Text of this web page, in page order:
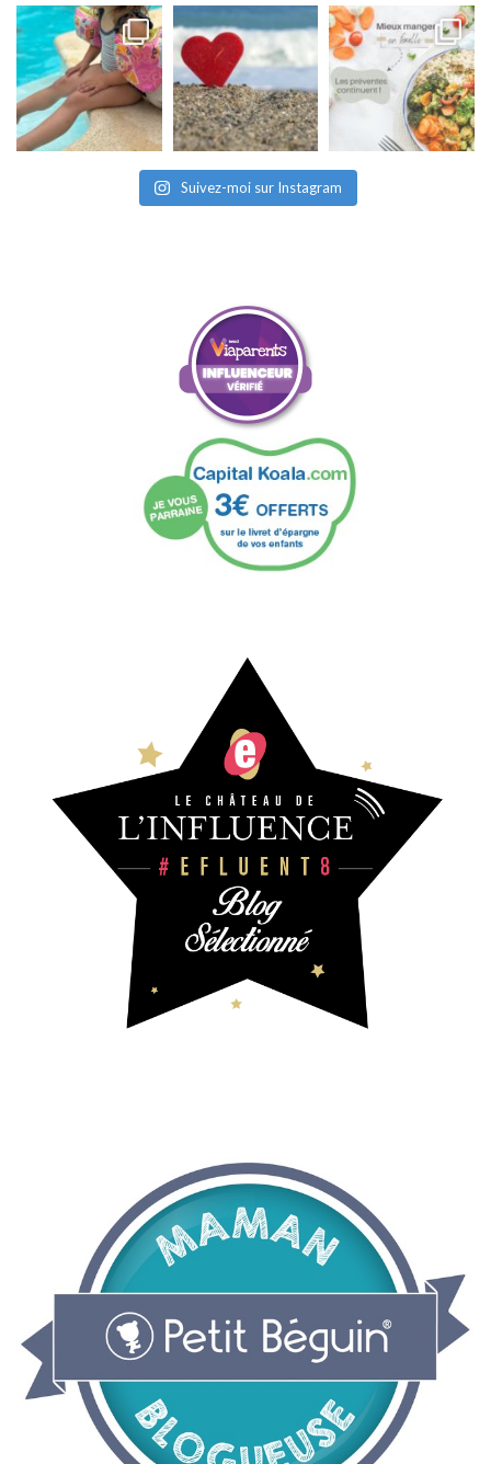
Suivez-moi sur Instagram